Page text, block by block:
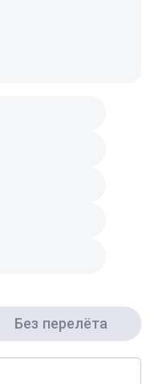
Без перелёта